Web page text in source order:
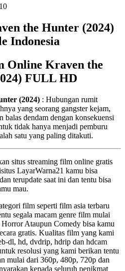
the Hunter (2024)
Indonesia
Online Kraven the
FULL HD
(2024) : Hubungan rumit
yang seorang gangster kejam,
dendam dengan konsekuensi
tidak hanya menjadi pemburu
satu yang paling ditakuti.
situs streaming film online gratis
LayarWarna21 kamu bisa
terupdate saat ini dan tentu bisa
mau.
film seperti film asia terbaru
segala macam genre film mulai
Ataupun Comedy bisa kamu
gratis. Kualitas film yang kami
dl, hd, dvdrip, hdrip dan hdcam
resolusi yang kami berikan tentu
mulai dari 360p, 480p, 720p dan
kepada seluruh penikmat